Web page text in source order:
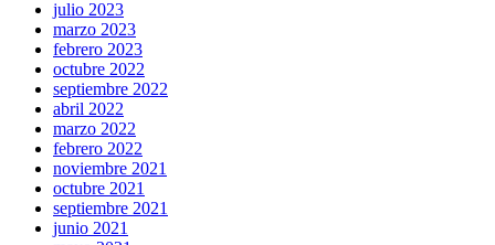
julio 2023
marzo 2023
febrero 2023
octubre 2022
septiembre 2022
abril 2022
marzo 2022
febrero 2022
noviembre 2021
octubre 2021
septiembre 2021
junio 2021